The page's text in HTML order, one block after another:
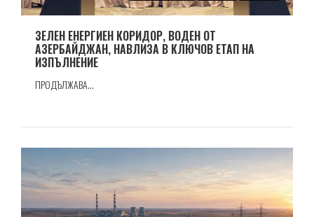
ЗЕЛЕН ЕНЕРГИЕН КОРИДОР, ВОДЕН ОТ
АЗЕРБАЙДЖАН, НАВЛИЗА В КЛЮЧОВ ЕТАП НА
ИЗПЪЛНЕНИЕ
ПРОДЪЛЖАВА...